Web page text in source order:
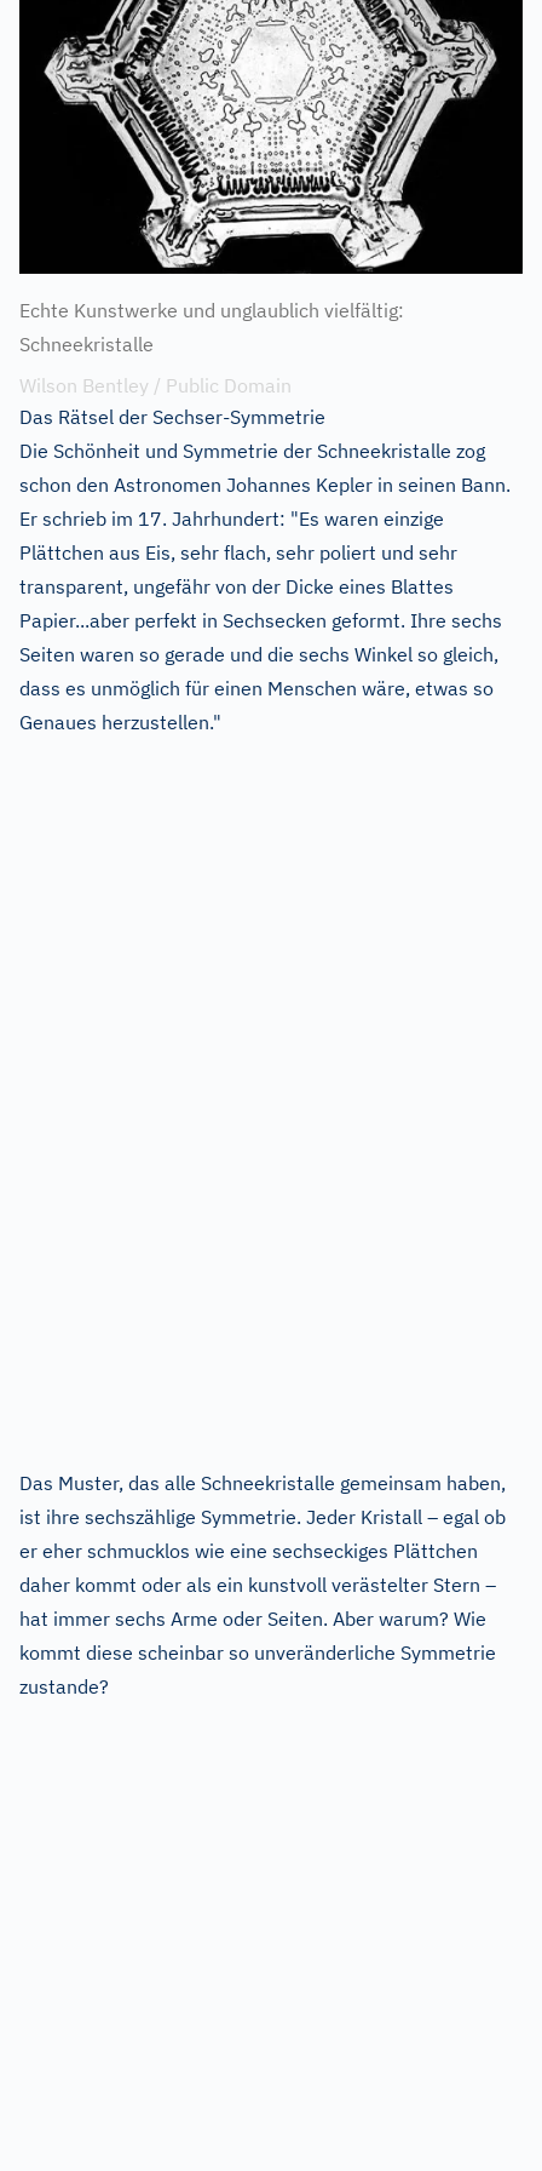
Echte Kunstwerke und unglaublich vielfältig:
Schneekristalle
Wilson Bentley / Public Domain
Das Rätsel der Sechser-Symmetrie
Die Schönheit und Symmetrie der Schneekristalle zog
schon den Astronomen Johannes Kepler in seinen Bann.
Er schrieb im 17. Jahrhundert: "Es waren einzige
Plättchen aus Eis, sehr flach, sehr poliert und sehr
transparent, ungefähr von der Dicke eines Blattes
Papier...aber perfekt in Sechsecken geformt. Ihre sechs
Seiten waren so gerade und die sechs Winkel so gleich,
dass es unmöglich für einen Menschen wäre, etwas so
Genaues herzustellen."
Das Muster, das alle Schneekristalle gemeinsam haben,
ist ihre sechszählige Symmetrie. Jeder Kristall – egal ob
er eher schmucklos wie eine sechseckiges Plättchen
daher kommt oder als ein kunstvoll verästelter Stern –
hat immer sechs Arme oder Seiten. Aber warum? Wie
kommt diese scheinbar so unveränderliche Symmetrie
zustande?